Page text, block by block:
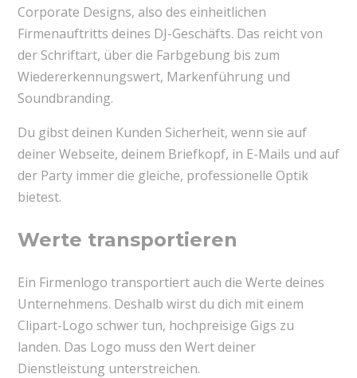
Corporate Designs, also des einheitlichen
Firmenauftritts deines DJ-Geschäfts. Das reicht von
der Schriftart, über die Farbgebung bis zum
Wiedererkennungswert, Markenführung und
Soundbranding.
Du gibst deinen Kunden Sicherheit, wenn sie auf
deiner Webseite, deinem Briefkopf, in E-Mails und auf
der Party immer die gleiche, professionelle Optik
bietest.
Werte transportieren
Ein Firmenlogo transportiert auch die Werte deines
Unternehmens. Deshalb wirst du dich mit einem
Clipart-Logo schwer tun, hochpreisige Gigs zu
landen. Das Logo muss den Wert deiner
Dienstleistung unterstreichen.